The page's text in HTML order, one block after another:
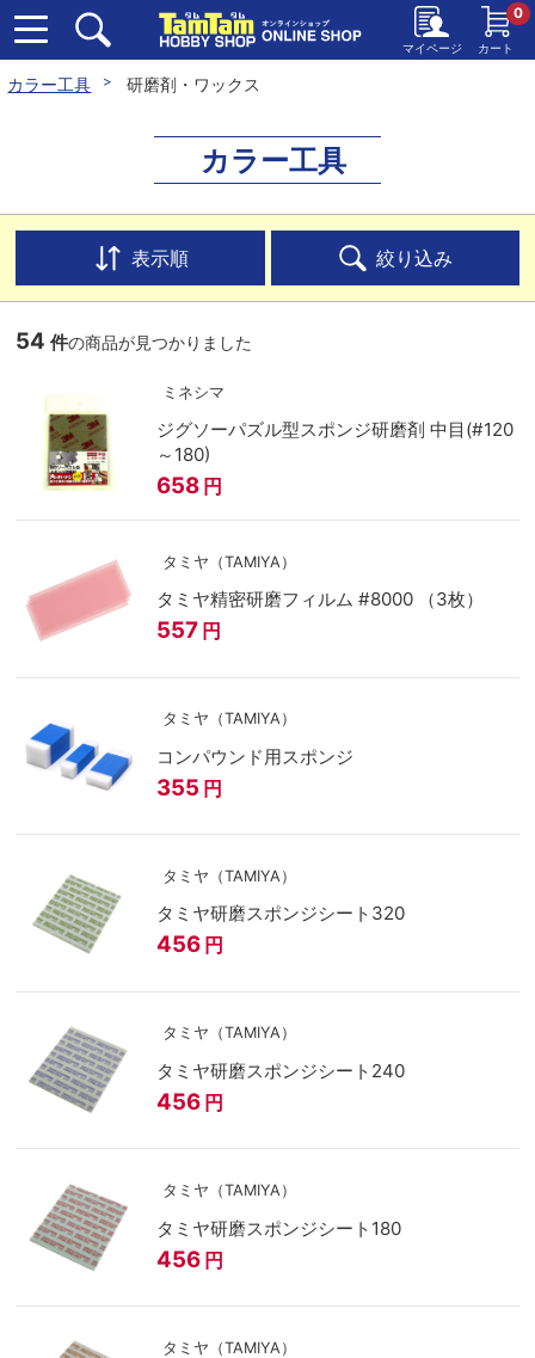
マイページ カート
0
カラー工具 研磨剤・ワックス
カラー工具
表示順 絞り込み
54 件の商品が見つかりました
ミネシマ
ジグソーパズル型スポンジ研磨剤 中目(#120
～180)
658 円
タミヤ（TAMIYA）
タミヤ精密研磨フィルム #8000 （3枚）
557 円
タミヤ（TAMIYA）
コンパウンド用スポンジ
355 円
タミヤ（TAMIYA）
タミヤ研磨スポンジシート320
456 円
タミヤ（TAMIYA）
タミヤ研磨スポンジシート240
456 円
タミヤ（TAMIYA）
タミヤ研磨スポンジシート180
456 円
タミヤ（TAMIYA）